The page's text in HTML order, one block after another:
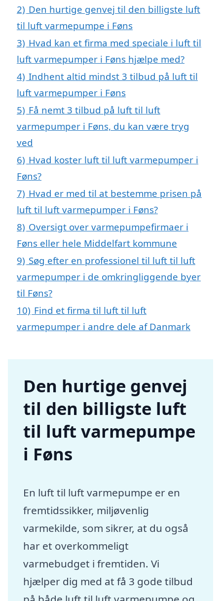
2) Den hurtige genvej til den billigste luft
til luft varmepumpe i Føns
3) Hvad kan et firma med speciale i luft til
luft varmepumper i Føns hjælpe med?
4) Indhent altid mindst 3 tilbud på luft til
luft varmepumper i Føns
5) Få nemt 3 tilbud på luft til luft
varmepumper i Føns, du kan være tryg
ved
6) Hvad koster luft til luft varmepumper i
Føns?
7) Hvad er med til at bestemme prisen på
luft til luft varmepumper i Føns?
8) Oversigt over varmepumpefirmaer i
Føns eller hele Middelfart kommune
9) Søg efter en professionel til luft til luft
varmepumper i de omkringliggende byer
til Føns?
10) Find et firma til luft til luft
varmepumper i andre dele af Danmark
Den hurtige genvej
til den billigste luft
til luft varmepumpe
i Føns
En luft til luft varmepumpe er en
fremtidssikker, miljøvenlig
varmekilde, som sikrer, at du også
har et overkommeligt
varmebudget i fremtiden. Vi
hjælper dig med at få 3 gode tilbud